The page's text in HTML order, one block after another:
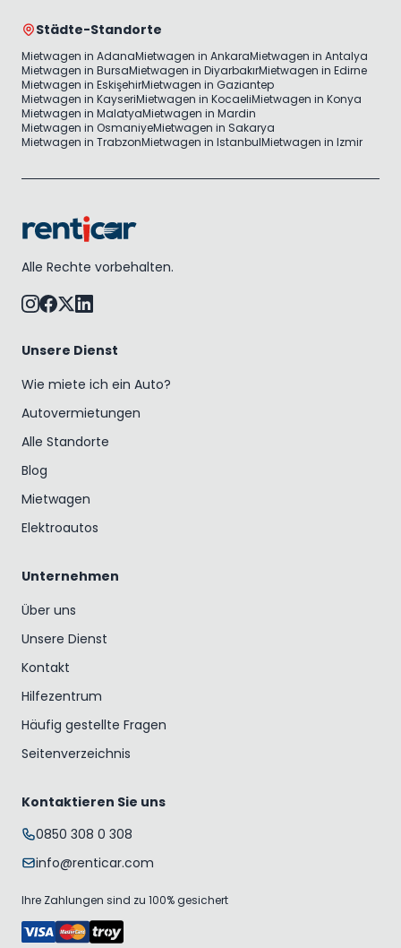
Städte-Standorte
Mietwagen in AdanaMietwagen in AnkaraMietwagen in Antalya
Mietwagen in BursaMietwagen in DiyarbakırMietwagen in Edirne
Mietwagen in EskişehirMietwagen in Gaziantep
Mietwagen in KayseriMietwagen in KocaeliMietwagen in Konya
Mietwagen in MalatyaMietwagen in Mardin
Mietwagen in OsmaniyeMietwagen in Sakarya
Mietwagen in TrabzonMietwagen in IstanbulMietwagen in Izmir
Alle Rechte vorbehalten.
Unsere Dienst
Wie miete ich ein Auto?
Autovermietungen
Alle Standorte
Blog
Mietwagen
Elektroautos
Unternehmen
Über uns
Unsere Dienst
Kontakt
Hilfezentrum
Häufig gestellte Fragen
Seitenverzeichnis
Kontaktieren Sie uns
0850 308 0 308
info@renticar.com
Ihre Zahlungen sind zu 100% gesichert